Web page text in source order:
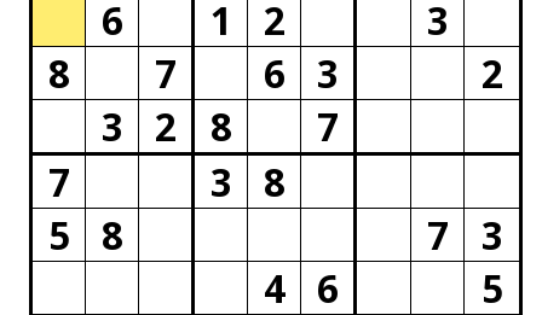
6 1 2
3
8
7 6 3
2
3
2 8
7
7
3
8
5
8 7
3
4
6
5